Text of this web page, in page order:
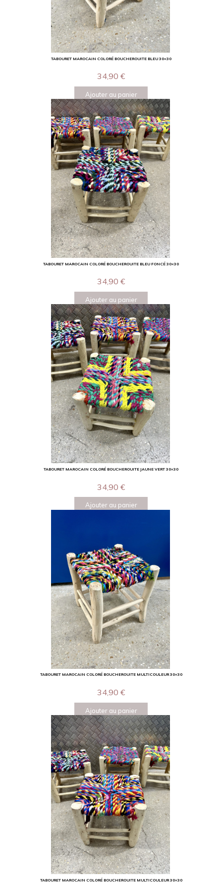
TABOURET MAROCAIN COLORÉ BOUCHEROUITE BLEU 30×30
34,90 €
Ajouter au panier
TABOURET MAROCAIN COLORÉ BOUCHEROUITE BLEU FONCÉ 30×30
34,90 €
Ajouter au panier
TABOURET MAROCAIN COLORÉ BOUCHEROUITE JAUNE VERT 30×30
34,90 €
Ajouter au panier
TABOURET MAROCAIN COLORÉ BOUCHEROUITE MULTICOULEUR 30×30
34,90 €
Ajouter au panier
TABOURET MAROCAIN COLORÉ BOUCHEROUITE MULTICOULEUR 30×30